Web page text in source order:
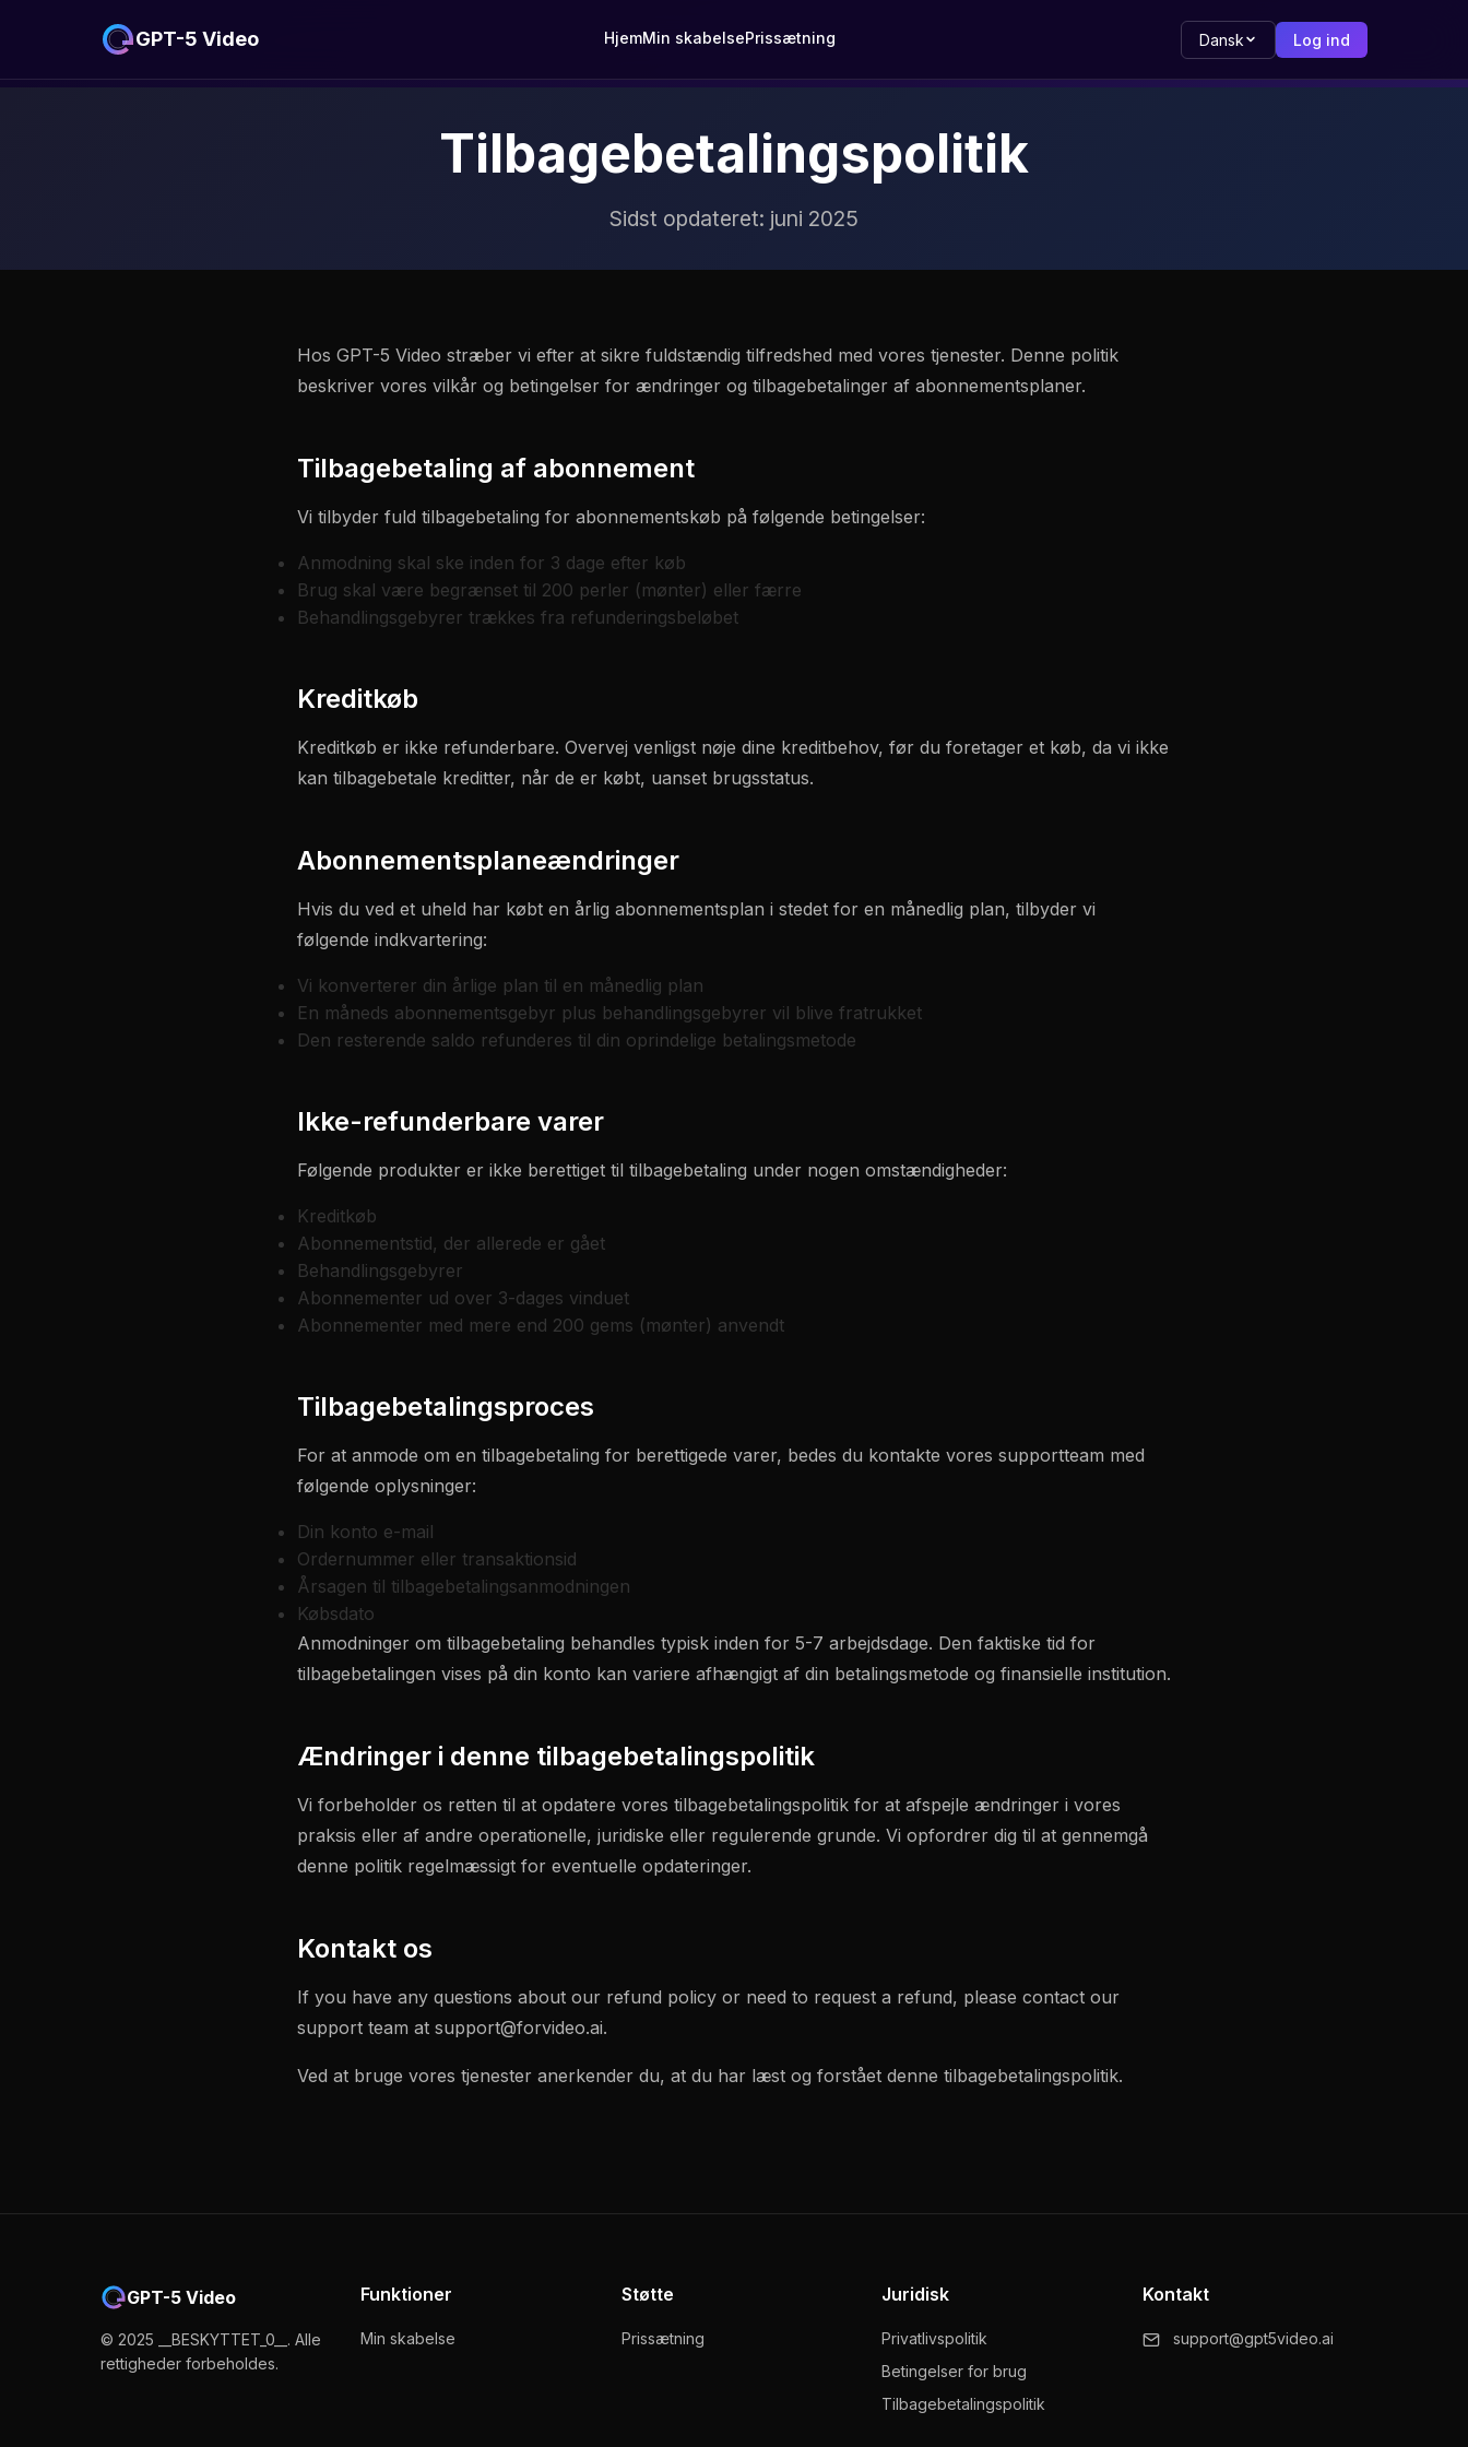
GPT-5 Video HjemMin skabelsePrissætning Dansk Log ind
Tilbagebetalingspolitik
Sidst opdateret: juni 2025
Hos GPT-5 Video stræber vi efter at sikre fuldstændig tilfredshed med vores tjenester. Denne politik
beskriver vores vilkår og betingelser for ændringer og tilbagebetalinger af abonnementsplaner.
Tilbagebetaling af abonnement
Vi tilbyder fuld tilbagebetaling for abonnementskøb på følgende betingelser:
Anmodning skal ske inden for 3 dage efter køb
Brug skal være begrænset til 200 perler (mønter) eller færre
Behandlingsgebyrer trækkes fra refunderingsbeløbet
Kreditkøb
Kreditkøb er ikke refunderbare. Overvej venligst nøje dine kreditbehov, før du foretager et køb, da vi ikke
kan tilbagebetale kreditter, når de er købt, uanset brugsstatus.
Abonnementsplaneændringer
Hvis du ved et uheld har købt en årlig abonnementsplan i stedet for en månedlig plan, tilbyder vi
følgende indkvartering:
Vi konverterer din årlige plan til en månedlig plan
En måneds abonnementsgebyr plus behandlingsgebyrer vil blive fratrukket
Den resterende saldo refunderes til din oprindelige betalingsmetode
Ikke-refunderbare varer
Følgende produkter er ikke berettiget til tilbagebetaling under nogen omstændigheder:
Kreditkøb
Abonnementstid, der allerede er gået
Behandlingsgebyrer
Abonnementer ud over 3-dages vinduet
Abonnementer med mere end 200 gems (mønter) anvendt
Tilbagebetalingsproces
For at anmode om en tilbagebetaling for berettigede varer, bedes du kontakte vores supportteam med
følgende oplysninger:
Din konto e-mail
Ordernummer eller transaktionsid
Årsagen til tilbagebetalingsanmodningen
Købsdato
Anmodninger om tilbagebetaling behandles typisk inden for 5-7 arbejdsdage. Den faktiske tid for
tilbagebetalingen vises på din konto kan variere afhængigt af din betalingsmetode og finansielle institution.
Ændringer i denne tilbagebetalingspolitik
Vi forbeholder os retten til at opdatere vores tilbagebetalingspolitik for at afspejle ændringer i vores
praksis eller af andre operationelle, juridiske eller regulerende grunde. Vi opfordrer dig til at gennemgå
denne politik regelmæssigt for eventuelle opdateringer.
Kontakt os
If you have any questions about our refund policy or need to request a refund, please contact our
support team at support@forvideo.ai.
Ved at bruge vores tjenester anerkender du, at du har læst og forstået denne tilbagebetalingspolitik.
GPT-5 Video
© 2025 __BESKYTTET_0__. Alle
rettigheder forbeholdes.
Funktioner
Min skabelse
Støtte
Prissætning
Juridisk
Privatlivspolitik
Betingelser for brug
Tilbagebetalingspolitik
Kontakt
support@gpt5video.ai